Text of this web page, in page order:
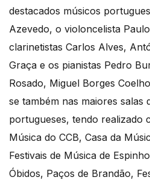
destacados músicos
Azevedo, o violoncelista
clarinetistas Carlos Alves,
Graça e os pianistas Pedro
Rosado, Miguel Borges
se também nas maiores salas
portugueses, tendo realizado
Música do CCB, Casa da
Festivais de Música de
Óbidos, Paços de Brandão,